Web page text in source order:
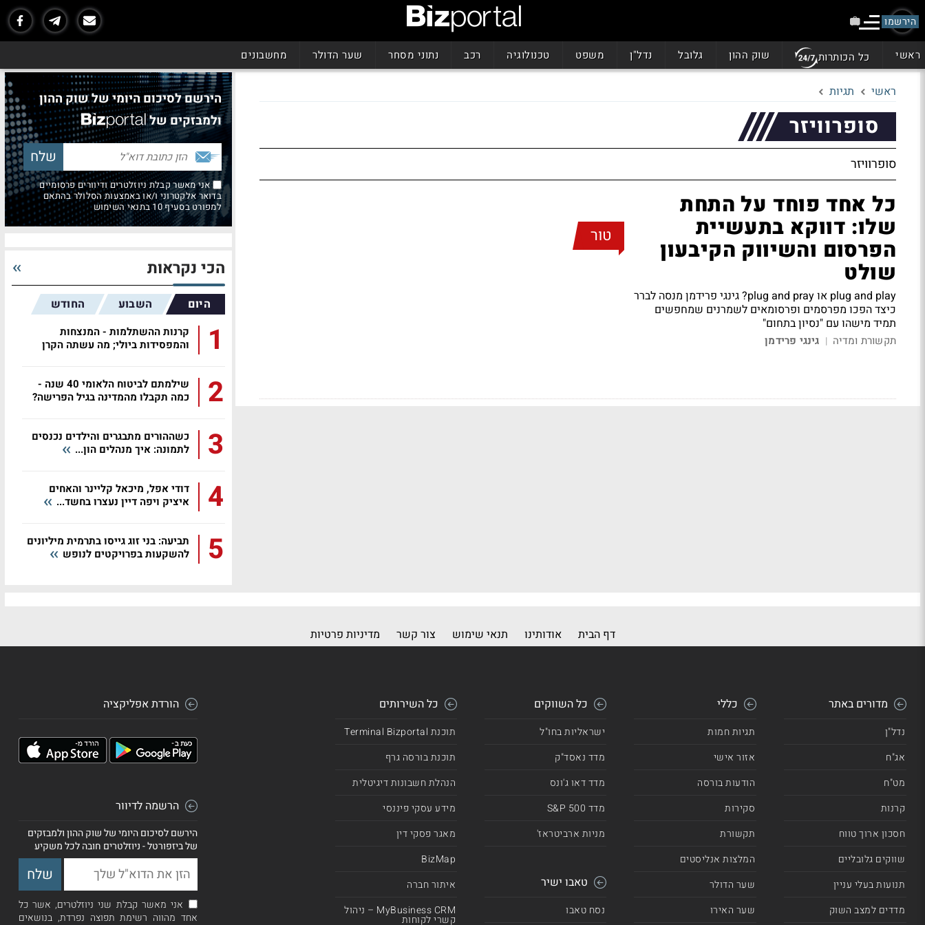
הירשמו
ראשי כל הכותרות שוק ההון גלובל נדל"ן משפט טכנולוגיה רכב נתוני מסחר שער הדולר מחשבונים
ראשי תגיות
סופרוויזר
סופרוויזר
כל אחד פוחד על התחת
שלו: דווקא בתעשיית
הפרסום והשיווק הקיבעון
שולט
plug and play או plug and pray? גינגי פרידמן מנסה לברר
כיצד הפכו מפרסמים ופרסומאים לשמרנים שמחפשים
תמיד מישהו עם "נסיון בתחום"
תקשורת ומדיה | גינגי פרידמן
טור
הירשם לסיכום היומי של שוק ההון
ולמבזקים של
אני מאשר קבלת ניוזלטרים ודיוורים פרסומיים
בדואר אלקטרוני ו/או באמצעות הסלולר בהתאם
למפורט בסעיף 10 בתנאי השימוש
הכי נקראות
היום השבוע החודש
1
קרנות ההשתלמות - המנצחות
והמפסידות ביולי; מה עשתה הקרן
2
שילמתם לביטוח הלאומי 40 שנה -
כמה תקבלו מהמדינה בגיל הפרישה?
3
כשההורים מתבגרים והילדים נכנסים
לתמונה: איך מנהלים הון...
4
דודי אפל, מיכאל קליינר והאחים
איציק ויפה דיין נעצרו בחשד...
5
תביעה: בני זוג גייסו בתרמית מיליונים
להשקעות בפרויקטים לנופש
דף הבית אודותינו תנאי שימוש צור קשר מדיניות פרטיות
מדורים באתר
נדל"ן
אג"ח
מט"ח
קרנות
חסכון ארוך טווח
שווקים גלובליים
תנועות בעלי עניין
מדדים למצב השוק
כללי
תגיות חמות
אזור אישי
הודעות בורסה
סקירות
תקשורת
המלצות אנליסטים
שער הדולר
שער האירו
כל השווקים
ישראליות בחו"ל
מדד נאסד"ק
מדד דאו ג'ונס
מדד 500 S&P
מניות ארביטראז'
טאבו ישיר
נסח טאבו
כל השירותים
תוכנת Terminal Bizportal
תוכנת בורסה גרף
הנהלת חשבונות דיגיטלית
מידע עסקי פיננסי
מאגר פסקי דין
BizMap
איתור חברה
MyBusiness CRM – ניהול
קשרי לקוחות
הורדת אפליקציה
הרשמה לדיוור
הירשם לסיכום היומי של שוק ההון ולמבזקים
של ביזפורטל - ניוזלטרים חובה לכל משקיע
אני מאשר קבלת שני ניוזלטרים, אשר כל
אחד מהווה רשימת תפוצה נפרדת, בנושאים